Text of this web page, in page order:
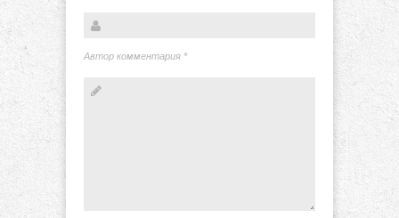
Автор комментария *